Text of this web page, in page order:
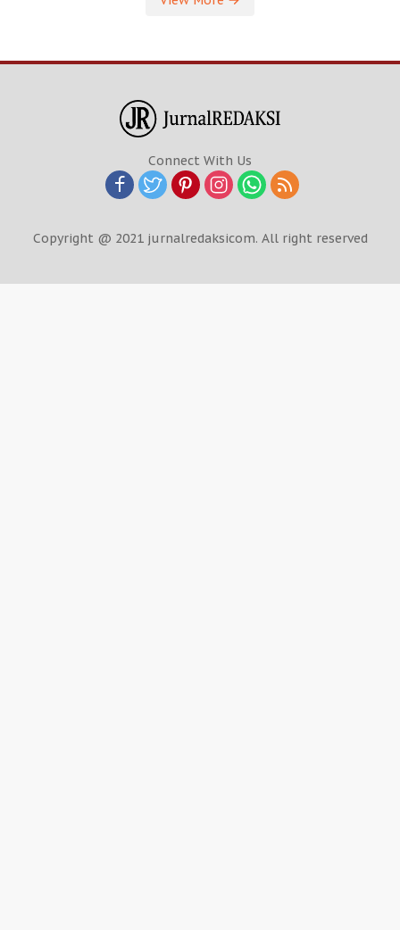
Connect With Us
Copyright @ 2021 jurnalredaksicom. All right reserved